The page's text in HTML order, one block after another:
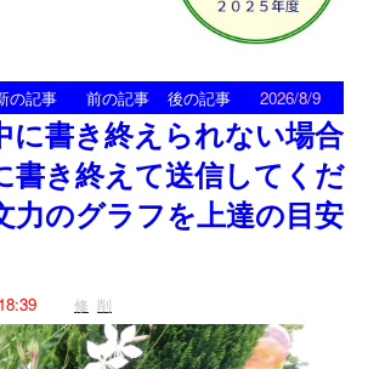
の記事 前の記事 後の記事 2026/8/9
に書き終えられない場合
書き終えて送信してくだ
のグラフを上達の目安
修 削